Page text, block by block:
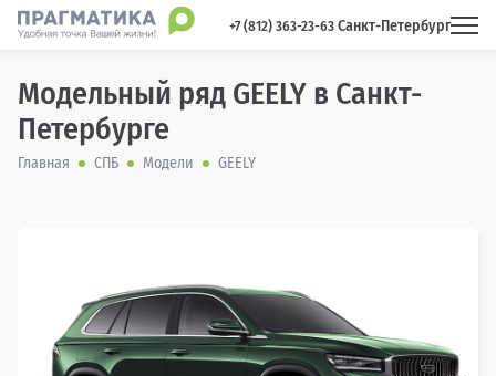
+7 (812) 363-23-63 Санкт-Петербург
Модельный ряд GEELY в Санкт-
Петербурге
Главная СПБ Модели GEELY